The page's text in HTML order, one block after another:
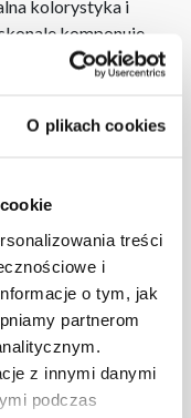
O plikach cookies
treści
i
o tym, jak
partnerom
z innymi danymi
podczas
kolorystyka i
komponuje
i
Państwa
zamówienie
do 3 dni
przypadku
wynosi do 5 dni
kraju. Wszystkie
gratis